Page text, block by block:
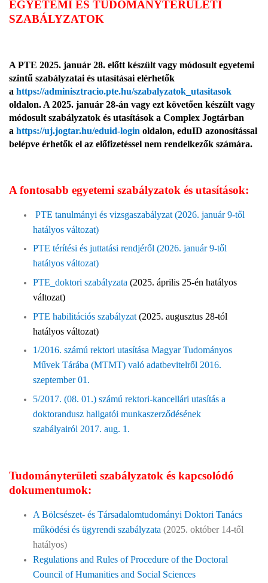
EGYETEMI ÉS TUDOMÁNYTERÜLETI
SZABÁLYZATOK
A PTE 2025. január 28. előtt készült vagy módosult egyetemi
szintű szabályzatai és utasításai elérhetők
a https://adminisztracio.pte.hu/szabalyzatok_utasitasok
oldalon. A 2025. január 28-án vagy ezt követően készült vagy
módosult szabályzatok és utasítások a Complex Jogtárban
a https://uj.jogtar.hu/eduid-login oldalon, eduID azonosítással
belépve érhetők el az előfizetéssel nem rendelkezők számára.
A fontosabb egyetemi szabályzatok és utasítások:
PTE tanulmányi és vizsgaszabályzat (2026. január 9-től
hatályos változat)
PTE térítési és juttatási rendjéről (2026. január 9-től
hatályos változat)
PTE_doktori szabályzata (2025. április 25-én hatályos
változat)
PTE habilitációs szabályzat (2025. augusztus 28-tól
hatályos változat)
1/2016. számú rektori utasítása Magyar Tudományos
Művek Tárába (MTMT) való adatbevitelről 2016.
szeptember 01.
5/2017. (08. 01.) számú rektori-kancellári utasítás a
doktorandusz hallgatói munkaszerződésének
szabályairól 2017. aug. 1.
Tudományterületi szabályzatok és kapcsolódó
dokumentumok:
A Bölcsészet- és Társadalomtudományi Doktori Tanács
működési és ügyrendi szabályzata (2025. október 14-től
hatályos)
Regulations and Rules of Procedure of the Doctoral
Council of Humanities and Social Sciences